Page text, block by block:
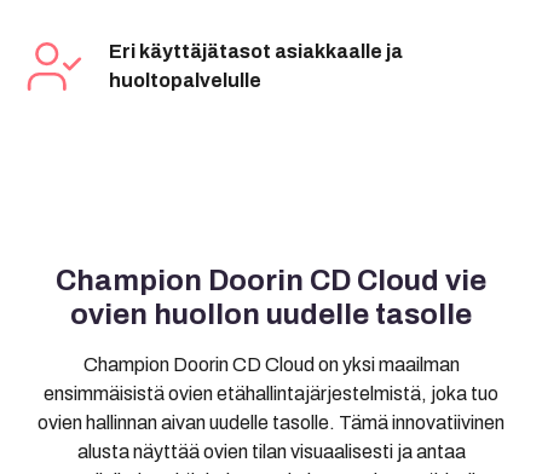
Eri käyttäjätasot asiakkaalle ja
huoltopalvelulle
Champion Doorin CD Cloud vie
ovien huollon uudelle tasolle
Champion Doorin CD Cloud on yksi maailman
ensimmäisistä ovien etähallintajärjestelmistä, joka tuo
ovien hallinnan aivan uudelle tasolle. Tämä innovatiivinen
alusta näyttää ovien tilan visuaalisesti ja antaa